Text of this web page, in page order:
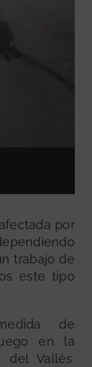
por
trabajo de
este tipo
de
en la
del Vallès.